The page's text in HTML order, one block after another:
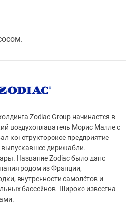
Zodiac Group начинается в
воздухоплаватель Морис Малле с
конструкторское предприятие
выпускавшее дирижабли,
Название Zodiac было дано
родом из Франции,
внутренности самолётов и
бассейнов. Широко известна